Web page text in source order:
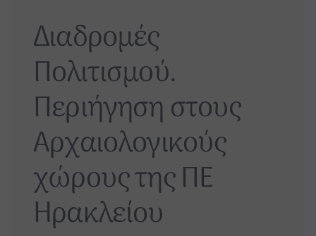
Διαδρομές
Πολιτισμού.
Περιήγηση στους
Αρχαιολογικούς
χώρους της ΠΕ
Ηρακλείου